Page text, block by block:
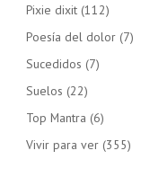
Pixie dixit (112)
Poesía del dolor (7)
Sucedidos (7)
Suelos (22)
Top Mantra (6)
Vivir para ver (355)